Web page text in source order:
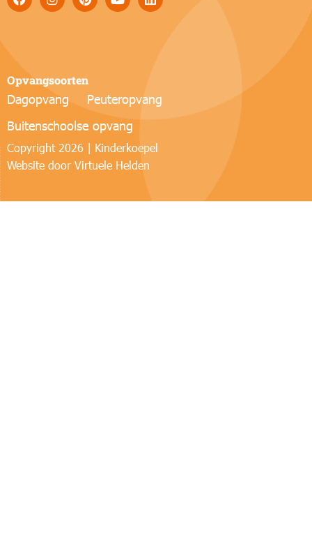
Opvangsoorten
Dagopvang
Peuteropvang
Buitenschoolse opvang
Copyright 2026 | Kinderkoepel
Website door Virtuele Helden